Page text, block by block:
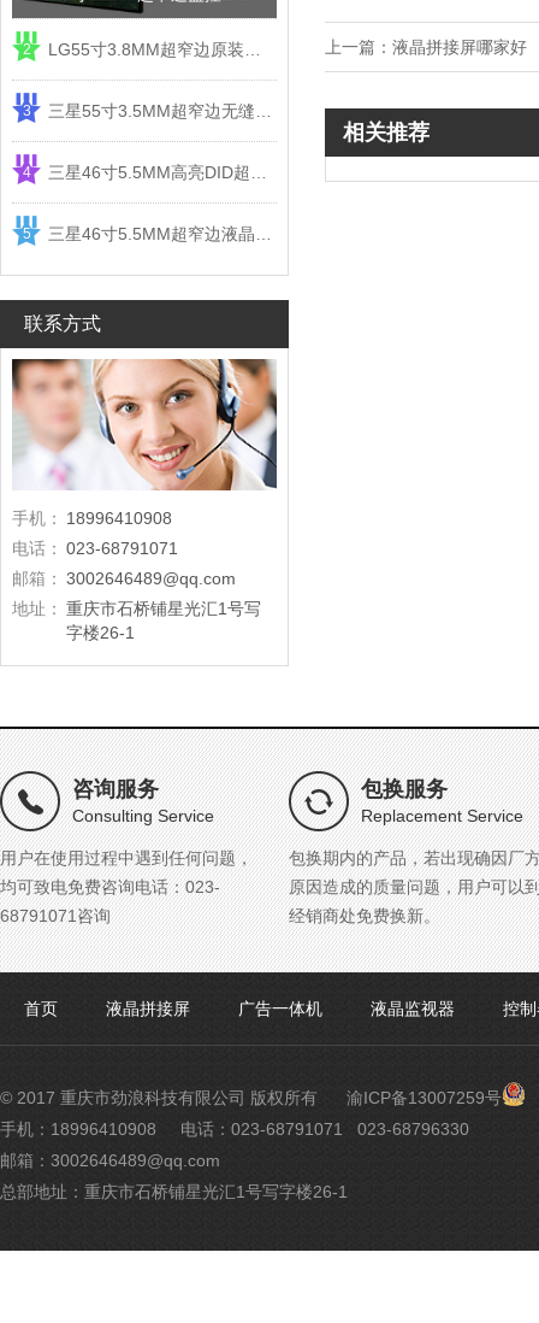
2
3
4
5
联系方式
手机：
18996410908
电话： 023-68791071
邮箱： 3002646489@qq.com
地址： 重庆市石桥铺星光汇1号写
字楼26-1
上一篇： 液晶拼接屏哪家好
相关推荐
咨询服务
Consulting Service
用户在使用过程中遇到任何问题，
均可致电免费咨询电话：023-
68791071咨询
包换服务
Replacement Service
包换期内的产品，若出现确因厂
原因造成的质量问题，用户可以
经销商处免费换新。
首页 液晶拼接屏 广告一体机 液晶监视器 控
© 2017 重庆市劲浪科技有限公司 版权所有 渝ICP备13007259号 渝
手机：18996410908
电话：023-68791071 023-68796330
邮箱：3002646489@qq.com
总部地址：重庆市石桥铺星光汇1号写字楼26-1